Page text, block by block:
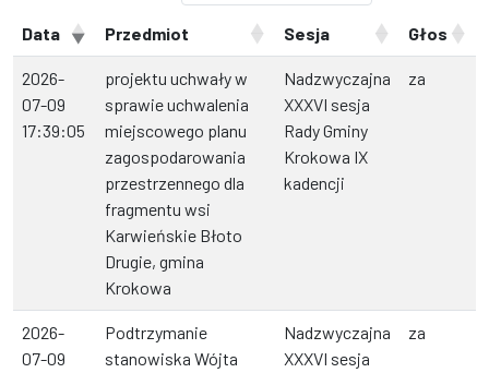
Data Przedmiot Sesja Głos
2026-
07-09
17:39:05
projektu uchwały w
sprawie uchwalenia
miejscowego planu
zagospodarowania
przestrzennego dla
fragmentu wsi
Karwieńskie Błoto
Drugie, gmina
Krokowa
Nadzwyczajna
XXXVI sesja
Rady Gminy
Krokowa IX
kadencji
za
2026-
07-09
Podtrzymanie
stanowiska Wójta
Nadzwyczajna
XXXVI sesja
za